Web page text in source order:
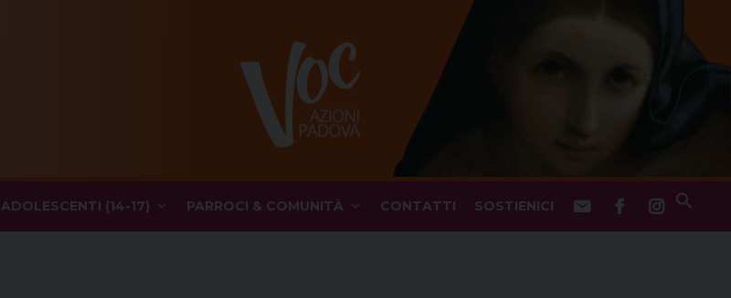
ADOLESCENTI (14-17) PARROCI & COMUNITÀ CONTATTI SOSTIENICI